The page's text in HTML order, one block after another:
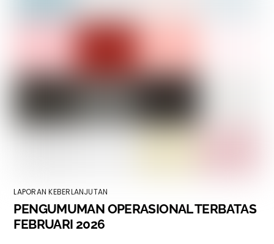
LAPORAN KEBERLANJUTAN
PENGUMUMAN OPERASIONAL TERBATAS
FEBRUARI 2026